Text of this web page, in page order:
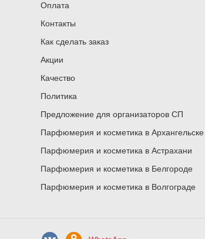
Оплата
Контакты
Как сделать заказ
Акции
Качество
Политика
Предложение для организаторов СП
Парфюмерия и косметика в Архангельске
Парфюмерия и косметика в Астрахани
Парфюмерия и косметика в Белгороде
Парфюмерия и косметика в Волгограде